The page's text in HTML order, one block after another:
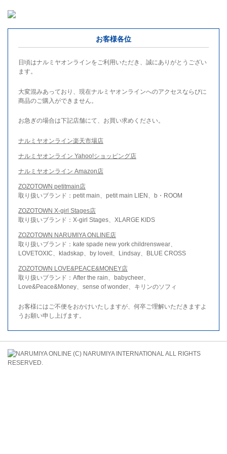
お客様各位
日頃はナルミヤオンラインをご利用いただき、誠にありがとうござい
ます。
大変混みあっており、現在ナルミヤオンラインへのアクセスならびに
商品のご購入ができません。
お急ぎの場合は下記店舗にて、お買い求めください。
ナルミヤオンライン楽天市場店
ナルミヤオンライン Yahoo!ショッピング店
ナルミヤオンライン Amazon店
ZOZOTOWN petitmain店
取り扱いブランド：petit main、petit main LIEN、b・ROOM
ZOZOTOWN X-girl Stages店
取り扱いブランド：X-girl Stages、XLARGE KIDS
ZOZOTOWN NARUMIYA ONLINE店
取り扱いブランド：kate spade new york childrenswear、
LOVETOXIC、kladskap、by loveit、Lindsay、BLUE CROSS
ZOZOTOWN LOVE&PEACE&MONEY店
取り扱いブランド：After the rain、babycheer、
Love&Peace&Money、sense of wonder、キリンのソフィ
お客様にはご不便をおかけいたしますが、何卒ご理解いただきますよ
うお願い申し上げます。